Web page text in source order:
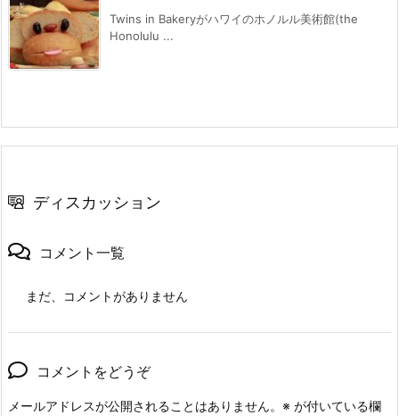
Twins in Bakeryがハワイのホノルル美術館(the
Honolulu ...
ディスカッション
コメント一覧
まだ、コメントがありません
コメントをどうぞ
メールアドレスが公開されることはありません。 ※ が付いている欄